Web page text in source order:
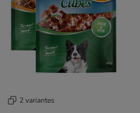
2 variantes